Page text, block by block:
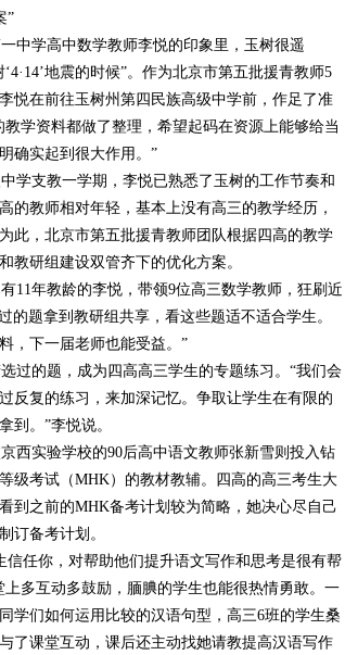
”
中学高中数学教师李悦的印象里，玉树很遥
地震的时候”。作为北京市第五批援青教师5
悦在前往玉树州第四民族高级中学前，作足了准
学资料都做了整理，希望起码在资源上能够给当
确实起到很大作用。”
学支教一学期，李悦已熟悉了玉树的工作节奏和
的教师相对年轻，基本上没有高三的教学经历，
此，北京市第五批援青教师团队根据四高的教学
教研组建设双管齐下的优化方案。
11年教龄的李悦，带领9位高三数学教师，狂刷近
的题拿到教研组共享，看这些题适不适合学生。
，下一届老师也能受益。”
过的题，成为四高高三学生的专题练习。“我们会
反复的练习，来加深记忆。争取让学生在有限的
到。”李悦说。
西实验学校的90后高中语文教师张新雪则投入钻
级考试（MHK）的教材教辅。四高的高三考生大
到之前的MHK备考计划较为简略，她决心尽自己
订备考计划。
任你，对帮助他们提升语文写作和思考是很有帮
上多互动多鼓励，腼腆的学生也能很热情勇敢。一
学们如何运用比较的汉语句型，高三6班的学生桑
了课堂互动，课后还主动找她请教提高汉语写作